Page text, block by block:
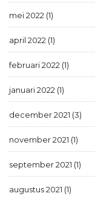
mei 2022 (1)
april 2022 (1)
februari 2022 (1)
januari 2022 (1)
december 2021 (3)
november 2021 (1)
september 2021 (1)
augustus 2021 (1)